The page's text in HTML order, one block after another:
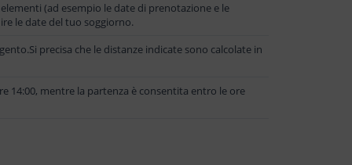
(ad esempio le date di prenotazione e le
le date del tuo soggiorno.
precisa che le distanze indicate sono calcolate in
14:00, mentre la partenza è consentita entro le ore